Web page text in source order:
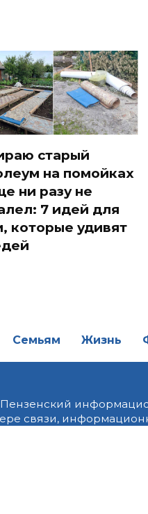
старый
на помойках
ни разу не
7 идей для
которые удивят
Семьям Жизнь
связи,